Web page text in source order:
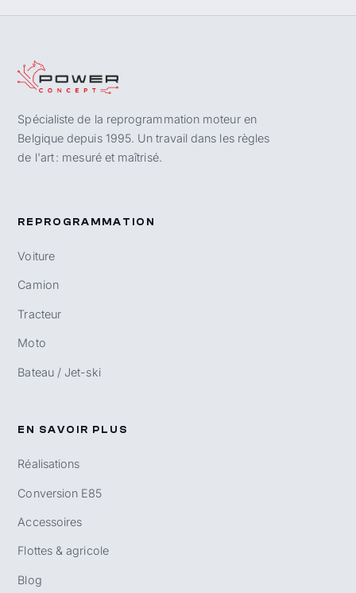
Spécialiste de la reprogrammation moteur en
Belgique depuis 1995. Un travail dans les règles
de l'art : mesuré et maîtrisé.
REPROGRAMMATION
Voiture
Camion
Tracteur
Moto
Bateau / Jet-ski
EN SAVOIR PLUS
Réalisations
Conversion E85
Accessoires
Flottes & agricole
Blog